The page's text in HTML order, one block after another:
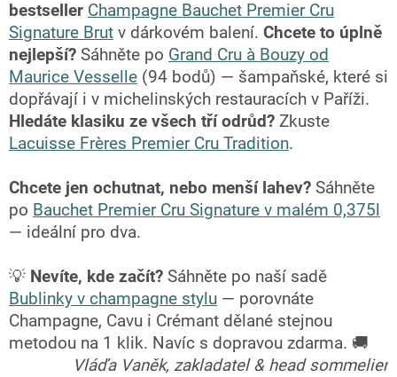
bestseller Champagne Bauchet Premier Cru
Signature Brut v dárkovém balení. Chcete to úplně
nejlepší? Sáhněte po Grand Cru à Bouzy od
Maurice Vesselle (94 bodů) — šampaňské, které si
dopřávají i v michelinských restauracích v Paříži.
Hledáte klasiku ze všech tří odrůd? Zkuste
Lacuisse Frères Premier Cru Tradition.
Chcete jen ochutnat, nebo menší lahev? Sáhněte
po Bauchet Premier Cru Signature v malém 0,375l
— ideální pro dva.
💡 Nevíte, kde začít? Sáhněte po naší sadě
Bublinky v champagne stylu — porovnáte
Champagne, Cavu i Crémant dělané stejnou
metodou na 1 klik. Navíc s dopravou zdarma. 🚚
Vláďa Vaněk, zakladatel & head sommelier